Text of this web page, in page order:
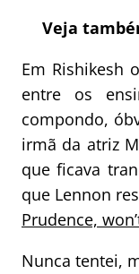
Veja
Em Rishikesh
entre os
compondo,
irmã da atriz
que ficava
que Lennon
Prudence,
Nunca tentei,